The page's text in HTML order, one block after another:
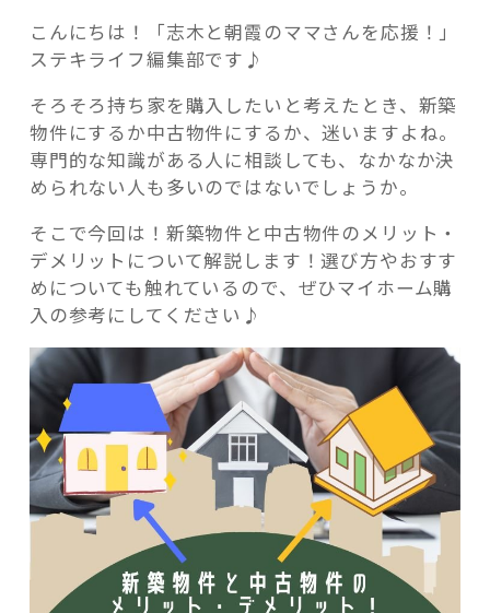
これからの暮らし 住み替え相談
記事検索
こんにちは！「志木と朝霞のママさんを応援！」
ステキライフ編集部です♪
そろそろ持ち家を購入したいと考えたとき、新築
物件にするか中古物件にするか、迷いますよね。
専門的な知識がある人に相談しても、なかなか決
められない人も多いのではないでしょうか。
そこで今回は！新築物件と中古物件のメリット・
デメリットについて解説します！選び方やおすす
めについても触れているので、ぜひマイホーム購
入の参考にしてください♪